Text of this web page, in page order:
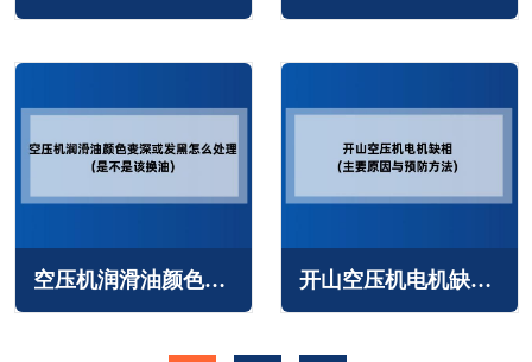
空压机润滑油颜色变深或发黑怎么处理(是不是该换油) 开山空压机电机缺相的主要原因与预防方法